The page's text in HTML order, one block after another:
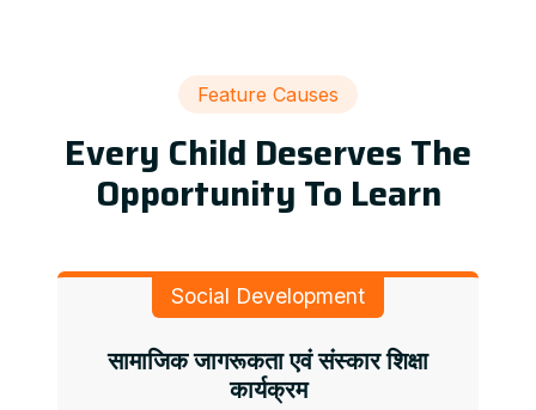
Feature Causes
Every Child Deserves The
Opportunity To Learn
Social Development
सामाजिक जागरूकता एवं संस्कार शिक्षा
कार्यक्रम